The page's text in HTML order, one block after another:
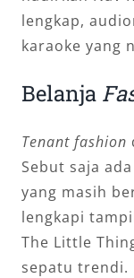
lengkap,
karaoke yang
Belanja
Tenant fashion
Sebut saja
yang masih
lengkapi
The Little
sepatu trendi.